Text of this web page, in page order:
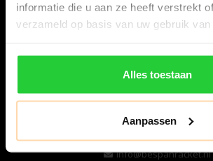
informatie die u aan ze heeft verstrekt
verzameld op basis van uw gebruik van
Alles toestaan
Aanpassen
Bespanracket.nl is dé racketspecialist
omstreken.
Snijdersstraat 6
8224 AA Lelystad
Nederland
06-57276080
info@bespanracket.nl